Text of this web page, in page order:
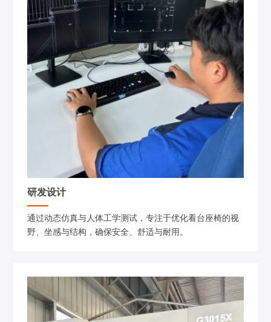
研发设计
通过动态仿真与人体工学测试，专注于优化看台座椅的视
野、坐感与结构，确保安全、舒适与耐用。